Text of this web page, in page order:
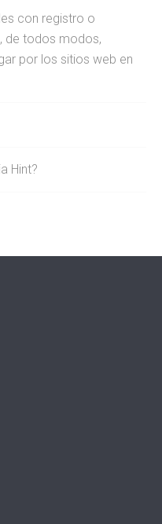
con registro o
de todos modos,
por los sitios web en
Hint?